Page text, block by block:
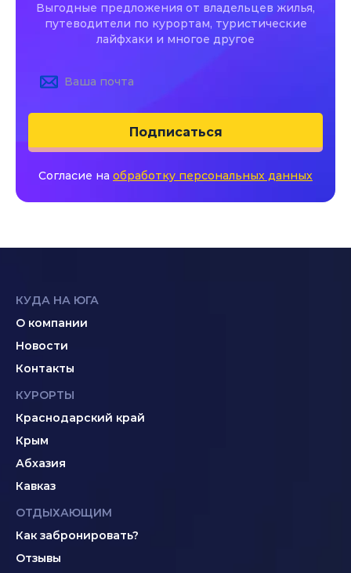
Выгодные предложения от владельцев жилья,
путеводители по курортам, туристические
лайфхаки и многое другое
Подписаться
Согласие на обработку персональных данных
КУДА НА ЮГА
О компании
Новости
Контакты
КУРОРТЫ
Краснодарский край
Крым
Абхазия
Кавказ
ОТДЫХАЮЩИМ
Как забронировать?
Отзывы